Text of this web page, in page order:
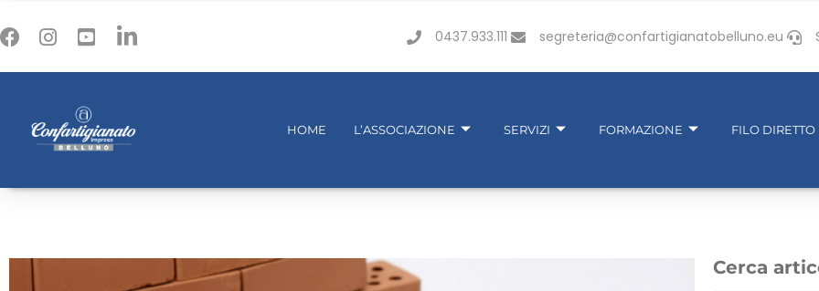
0437.933.111 segreteria@confartigianatobelluno.eu
HOME L’ASSOCIAZIONE SERVIZI FORMAZIONE FILO DIRETTO
Cerca